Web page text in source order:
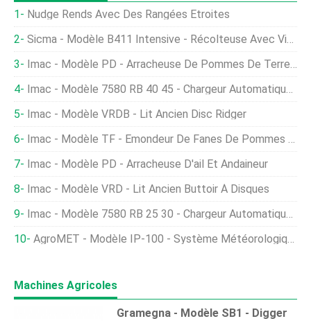
Nudge Rends Avec Des Rangées Étroites
Sicma - Modèle B411 Intensive - Récolteuse Avec Vibreur Tronc Pour Noyer, Amande Et Autres Noix
Imac - Modèle PD - Arracheuse De Pommes De Terre Et Andaineur
Imac - Modèle 7580 RB 40 45 - Chargeur Automatique D'oignons
Imac - Modèle VRDB - Lit Ancien Disc Ridger
Imac - Modèle TF - Émondeur De Fanes De Pommes De Terre
Imac - Modèle PD - Arracheuse D'ail Et Andaineur
Imac - Modèle VRD - Lit Ancien Buttoir À Disques
Imac - Modèle 7580 RB 25 30 - Chargeur Automatique D'oignons
AgroMET - Modèle IP-100 - Système Météorologique Agricole Professionnel Avec Hébergement Web En Nuage
Machines Agricoles
Gramegna - Modèle SB1 - Digger